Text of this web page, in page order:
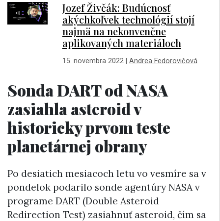
Jozef Živčák: Budúcnosť
akýchkoľvek technológií stojí
najmä na nekonvenčne
aplikovaných materiáloch
15. novembra 2022| Andrea Fedorovičová
Sonda DART od NASA
zasiahla asteroid v
historicky prvom teste
planetárnej obrany
Po desiatich mesiacoch letu vo vesmíre sa v
pondelok podarilo sonde agentúry NASA v
programe DART (Double Asteroid
Redirection Test) zasiahnuť asteroid, čím sa